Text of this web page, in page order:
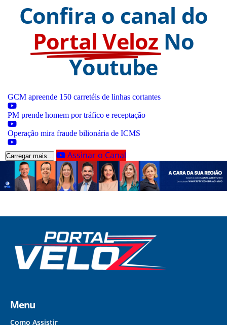
Confira o canal do
Portal Veloz No
Youtube
GCM apreende 150 carretéis de linhas cortantes
PM prende homem por tráfico e receptação
Operação mira fraude bilionária de ICMS
Carregar mais... Assinar o Canal
Menu
Como Assistir